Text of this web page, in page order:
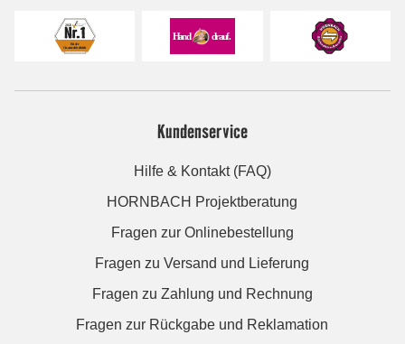
Kundenservice
Hilfe & Kontakt (FAQ)
HORNBACH Projektberatung
Fragen zur Onlinebestellung
Fragen zu Versand und Lieferung
Fragen zu Zahlung und Rechnung
Fragen zur Rückgabe und Reklamation